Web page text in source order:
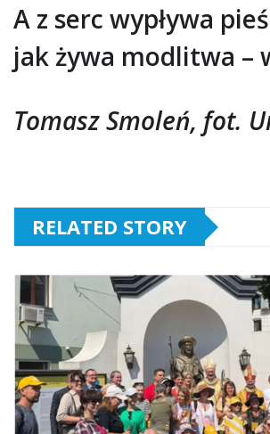
A z serc wypływa
jak żywa modlitwa –
Tomasz Smoleń, fot.
RELATED STORY